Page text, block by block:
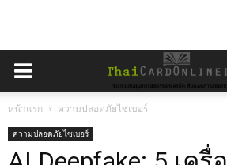
หน้าแรก ความปลอดภัยไซเบอร์
ความปลอดภัยไซเบอร์